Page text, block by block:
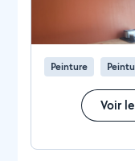
Peinture
Voir